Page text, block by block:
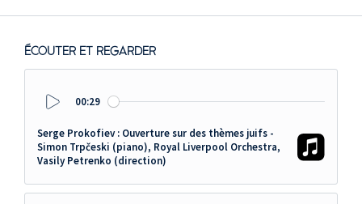
ÉCOUTER ET REGARDER
00:29
Serge Prokofiev : Ouverture sur des thèmes juifs -
Simon Trpčeski (piano), Royal Liverpool Orchestra,
Vasily Petrenko (direction)